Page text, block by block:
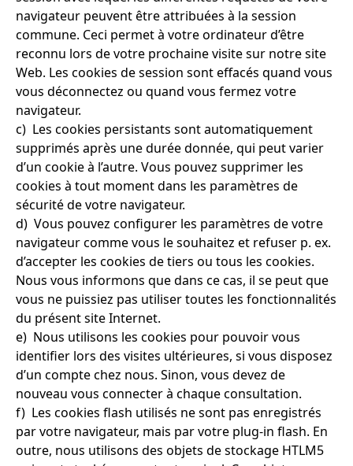
navigateur peuvent être attribuées à la session
commune. Ceci permet à votre ordinateur d’être
reconnu lors de votre prochaine visite sur notre site
Web. Les cookies de session sont effacés quand vous
vous déconnectez ou quand vous fermez votre
navigateur.
c) Les cookies persistants sont automatiquement
supprimés après une durée donnée, qui peut varier
d’un cookie à l’autre. Vous pouvez supprimer les
cookies à tout moment dans les paramètres de
sécurité de votre navigateur.
d) Vous pouvez configurer les paramètres de votre
navigateur comme vous le souhaitez et refuser p. ex.
d’accepter les cookies de tiers ou tous les cookies.
Nous vous informons que dans ce cas, il se peut que
vous ne puissiez pas utiliser toutes les fonctionnalités
du présent site Internet.
e) Nous utilisons les cookies pour pouvoir vous
identifier lors des visites ultérieures, si vous disposez
d’un compte chez nous. Sinon, vous devez de
nouveau vous connecter à chaque consultation.
f) Les cookies flash utilisés ne sont pas enregistrés
par votre navigateur, mais par votre plug-in flash. En
outre, nous utilisons des objets de stockage HTLM5